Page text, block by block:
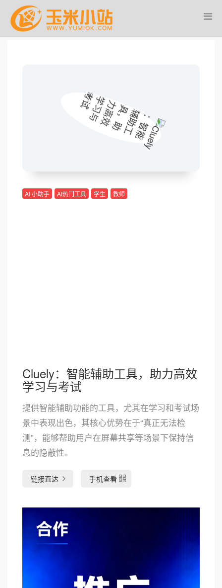
AI 小助手 AI热门工具 学生 教师
Cluely：智能辅助工具，助力高效
学习与考试
提供智能辅助功能的工具，尤其在学习和考试场
景中表现出色，其核心优势在于“真正无法检
测”，能够帮助用户在屏幕共享等场景下保持信
息的隐蔽性。
链接直达 手机查看